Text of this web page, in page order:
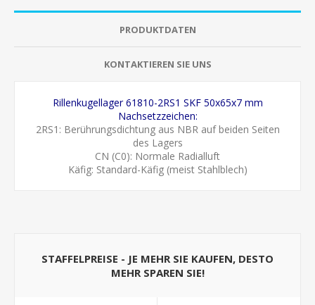
PRODUKTDATEN
KONTAKTIEREN SIE UNS
Rillenkugellager 61810-2RS1 SKF 50x65x7 mm
Nachsetzzeichen:
2RS1: Berührungsdichtung aus NBR auf beiden Seiten
des Lagers
CN (C0): Normale Radialluft
Käfig: Standard-Käfig (meist Stahlblech)
STAFFELPREISE - JE MEHR SIE KAUFEN, DESTO
MEHR SPAREN SIE!